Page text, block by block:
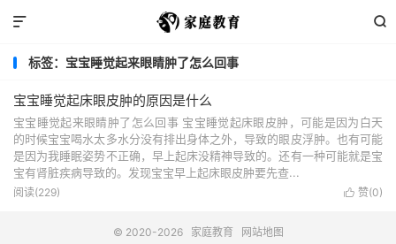


标签：宝宝睡觉起来眼睛肿了怎么回事
宝宝睡觉起床眼皮肿的原因是什么
宝宝睡觉起来眼睛肿了怎么回事 宝宝睡觉起床眼皮肿，可能是因为白天
的时候宝宝喝水太多水分没有排出身体之外，导致的眼皮浮肿。也有可能
是因为我睡眠姿势不正确，早上起床没精神导致的。还有一种可能就是宝
宝有肾脏疾病导致的。发现宝宝早上起床眼皮肿要先查...
 赞(0)
阅读(229)
© 2020-2026 家庭教育 网站地图